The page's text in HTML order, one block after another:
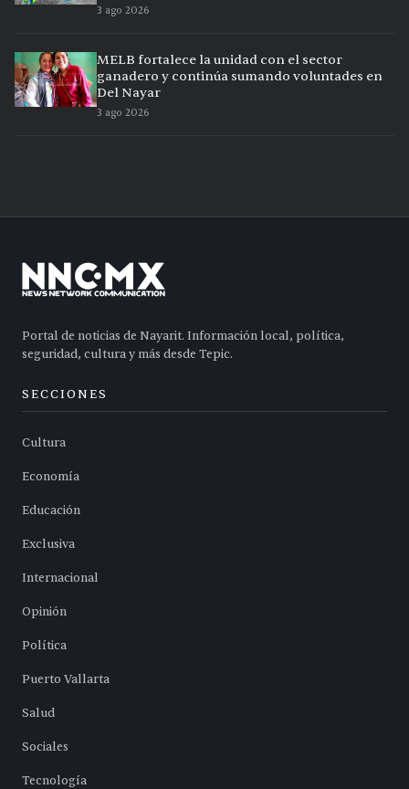
3 ago 2026
MELB fortalece la unidad con el sector
ganadero y continúa sumando voluntades en
Del Nayar
3 ago 2026
Portal de noticias de Nayarit. Información local, política,
seguridad, cultura y más desde Tepic.
SECCIONES
Cultura
Economía
Educación
Exclusiva
Internacional
Opinión
Política
Puerto Vallarta
Salud
Sociales
Tecnología